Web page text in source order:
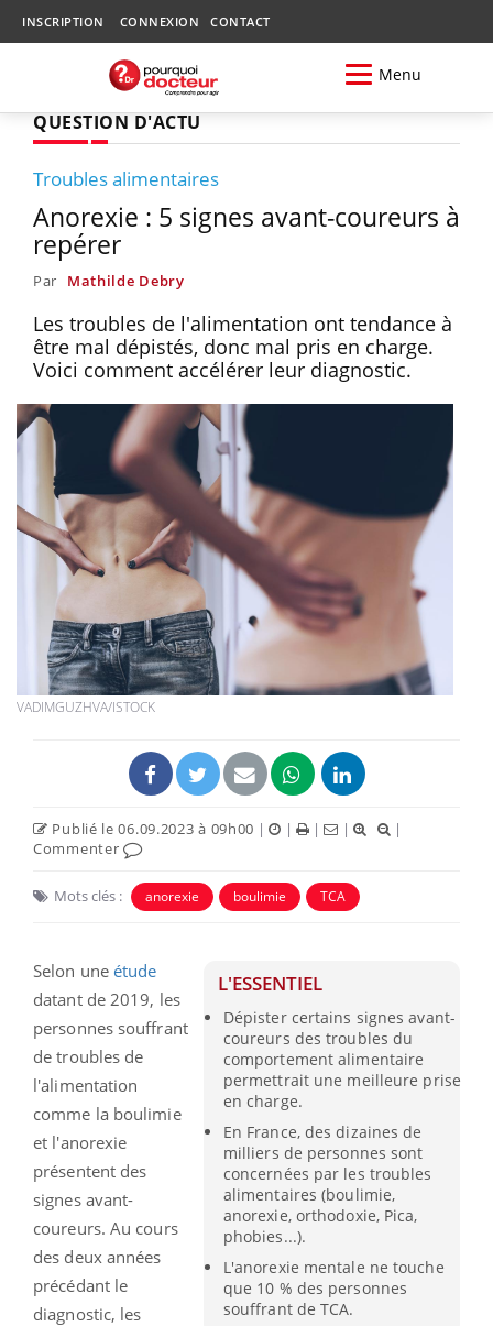
INSCRIPTION CONNEXION CONTACT
Menu
QUESTION D'ACTU
Troubles alimentaires
Anorexie : 5 signes avant-coureurs à
repérer
Par Mathilde Debry
Les troubles de l'alimentation ont tendance à
être mal dépistés, donc mal pris en charge.
Voici comment accélérer leur diagnostic.
VADIMGUZHVA/ISTOCK
Publié le 06.09.2023 à 09h00 | | | |
|
Commenter
Mots clés : anorexie boulimie TCA
L'ESSENTIEL
Dépister certains signes avant-
coureurs des troubles du
comportement alimentaire
permettrait une meilleure prise
en charge.
En France, des dizaines de
milliers de personnes sont
concernées par les troubles
alimentaires (boulimie,
anorexie, orthodoxie, Pica,
phobies...).
L'anorexie mentale ne touche
que 10 % des personnes
souffrant de TCA.
Selon une étude
datant de 2019, les
personnes souffrant
de troubles de
l'alimentation
comme la boulimie
et l'anorexie
présentent des
signes avant-
coureurs. Au cours
des deux années
précédant le
diagnostic, les